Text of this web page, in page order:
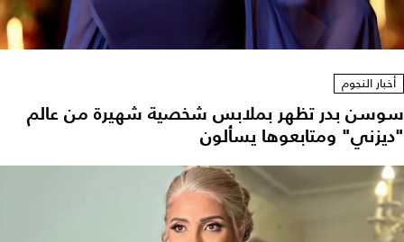
أخبار النجوم
سوسن بدر تظهر بملابس شخصية شهيرة من عالم
"ديزني" ومتابعوها يسألون